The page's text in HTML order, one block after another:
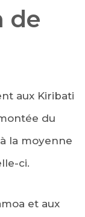
de
aux Kiribati
du
la moyenne
ci.
et aux